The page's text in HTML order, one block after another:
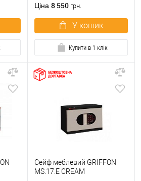
Ціна 8 550 грн.
У кошик
Купити в 1 клік
Сейф меблевий GRIFFON
MS.17.E CREAM